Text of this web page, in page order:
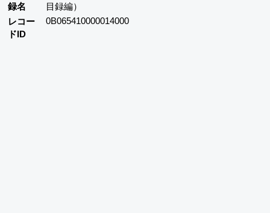
録名
目録編）
レコー
ドID
0B065410000014000